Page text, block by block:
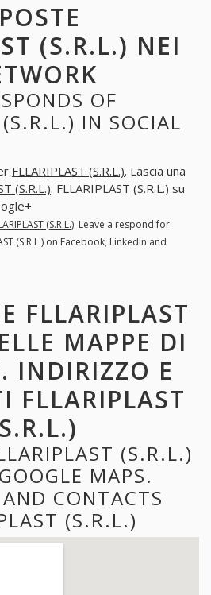
(S.R.L.) NEI
OF
IN SOCIAL
FLLARIPLAST (S.R.L.). Lascia una
(S.R.L.). FLLARIPLAST (S.R.L.) su
(S.R.L.). Leave a respond for
(S.R.L.) on Facebook, LinkedIn and
FLLARIPLAST
MAPPE DI
INDIRIZZO E
FLLARIPLAST
(S.R.L.)
MAPS.
CONTACTS
(S.R.L.)